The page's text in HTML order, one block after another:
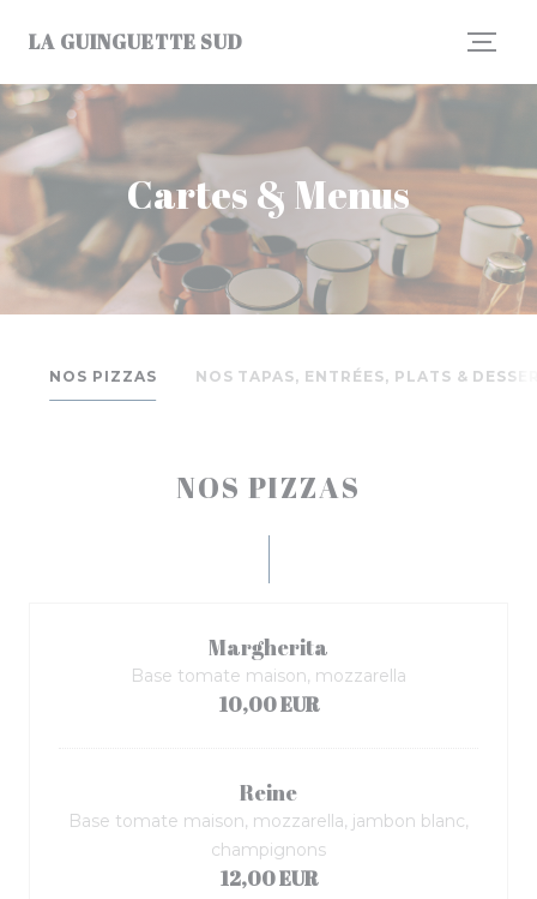
LA GUINGUETTE SUD
Cartes & Menus
NOS PIZZAS NOS TAPAS, ENTRÉES, PLATS &
NOS PIZZAS
Margherita
Base tomate maison, mozzarella
10,00 EUR
Reine
Base tomate maison, mozzarella, jambon blanc,
champignons
12,00 EUR